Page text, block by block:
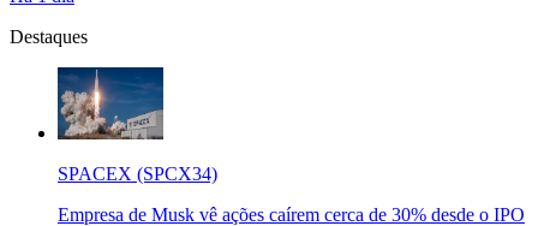
Destaques
SPACEX (SPCX34)
Empresa de Musk vê ações caírem cerca de 30% desde o IPO